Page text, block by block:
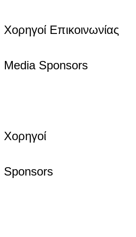
Χορηγοί Επικοινωνίας
Media Sponsors
Χορηγοί
Sponsors